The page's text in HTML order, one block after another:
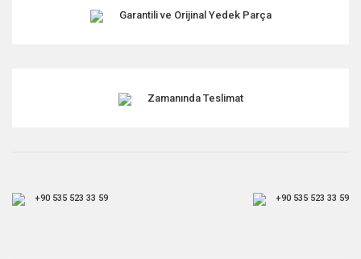
Garantili ve Orijinal Yedek Parça
Zamanında Teslimat
+90 535 523 33 59 +90 535 523 33 59